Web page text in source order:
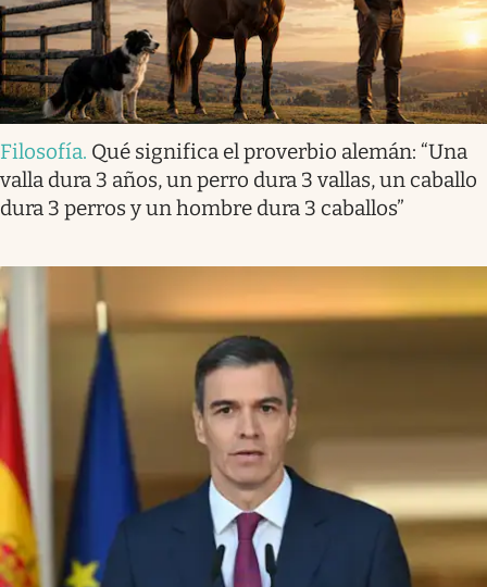
Filosofía. Qué significa el proverbio alemán: “Una
valla dura 3 años, un perro dura 3 vallas, un caballo
dura 3 perros y un hombre dura 3 caballos”